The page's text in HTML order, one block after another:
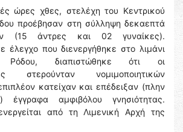
ώρες χθες, στελέχη του Κεντρικού
προέβησαν στη σύλληψη δεκαεπτά
(15 άντρες και 02 γυναίκες).
έλεγχο που διενεργήθηκε στο λιμάνι
διαπιστώθηκε ότι οι
στερούνταν νομιμοποιητικών
κατείχαν και επέδειξαν (πλην
έγγραφα αμφιβόλου γνησιότητας.
από τη Λιμενική Αρχή της